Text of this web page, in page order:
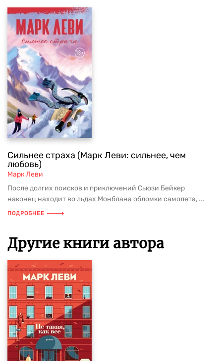
Сильнее страха (Марк Леви: сильнее, чем
любовь)
Марк Леви
После долгих поисков и приключений Сьюзи Бейкер
наконец находит во льдах Монблана обломки самолета, ...
ПОДРОБНЕЕ
Другие книги автора